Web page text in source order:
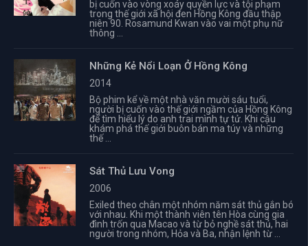
bị cuốn vào vòng xoáy quyền lực và tội phạm
trong thế giới xã hội đen Hồng Kông đầu thập
niên 90. Rosamund Kwan vào vai một phụ nữ
thông ...
Những Kẻ Nổi Loạn Ở Hồng Kông
2014
Bộ phim kể về một nhà văn mười sáu tuổi,
người bị cuốn vào thế giới ngầm của Hồng Kông
để tìm hiểu lý do anh trai mình tự tử. Khi cậu
khám phá thế giới buôn bán ma túy và những
thế ...
Sát Thủ Lưu Vong
2006
Exiled theo chân một nhóm năm sát thủ gắn bó
với nhau. Khi một thành viên tên Hòa cùng gia
đình trốn qua Macao và từ bỏ nghề sát thủ, hai
người trong nhóm, Hỏa và Ba, nhận lệnh từ ...